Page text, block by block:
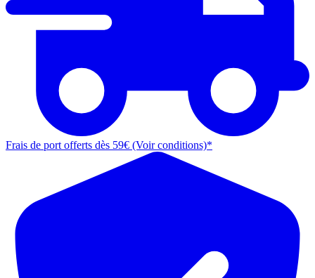
Frais de port offerts dès 59€ (Voir conditions)*